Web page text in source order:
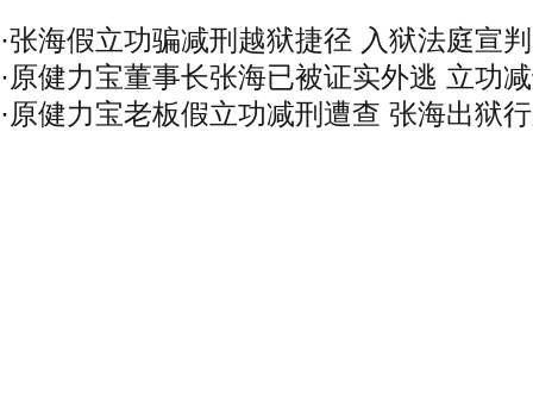
·张海假立功骗减刑越狱捷径 入狱法庭宣
·原健力宝董事长张海已被证实外逃 立功
·原健力宝老板假立功减刑遭查 张海出狱